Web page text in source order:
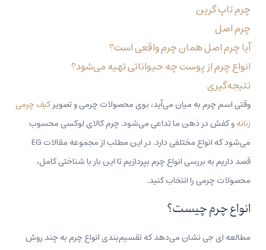
چرم تاپ گرین
چرم اصل
آیا چرم اصل همان چرم واقعی است؟
انواع چرم از پوست چه حیواناتی تهیه می‌شود؟
نتیجه‌گیری
وقتی اسم چرم به میان می‌آید، بوی محصولات چرمی و تصویرکیف چرمی
زنانهو کفش در ذهن ما تداعی می‌شود. چرم کالای لوکسی محسوب
می‌شود که انواع مختلفی دارد. در این مطلب از مجموعه مقالات EG
قصد داریم به بررسی انواع چرم بپردازیم تا این بار با شناختی کامل،
محصولات چرمی را انتخاب کنید.
انواع چرم چیست؟
مطالعه ای جی نشان می‌دهد که تقسیم‌بندی انواع چرم به چند روش